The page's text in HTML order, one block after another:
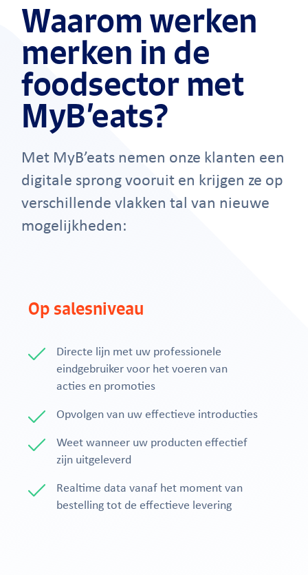
Waarom werken
merken in de
foodsector met
MyB’eats?
Met MyB’eats nemen onze klanten een
digitale sprong vooruit en krijgen ze op
verschillende vlakken tal van nieuwe
mogelijkheden:
Op salesniveau
Directe lijn met uw professionele
eindgebruiker voor het voeren van
acties en promoties
Opvolgen van uw effectieve introducties
Weet wanneer uw producten effectief
zijn uitgeleverd
Realtime data vanaf het moment van
bestelling tot de effectieve levering